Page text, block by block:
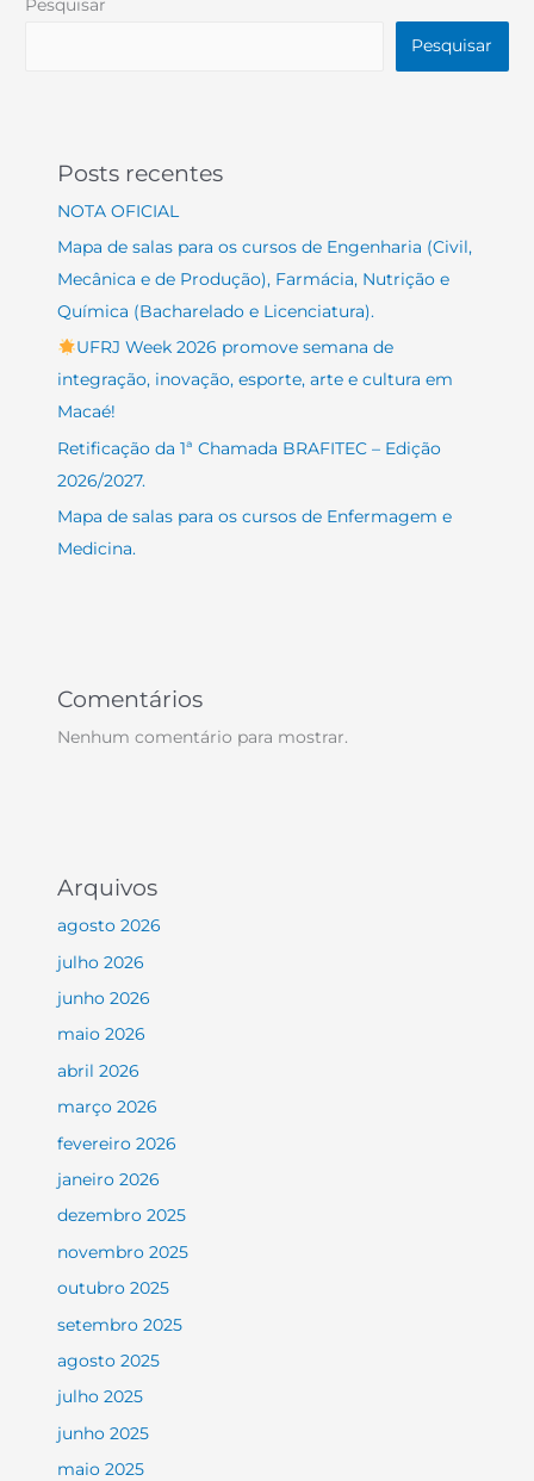
Pesquisar
Pesquisar
Posts recentes
NOTA OFICIAL
Mapa de salas para os cursos de Engenharia (Civil,
Mecânica e de Produção), Farmácia, Nutrição e
Química (Bacharelado e Licenciatura).
UFRJ Week 2026 promove semana de
integração, inovação, esporte, arte e cultura em
Macaé!
Retificação da 1ª Chamada BRAFITEC – Edição
2026/2027.
Mapa de salas para os cursos de Enfermagem e
Medicina.
Comentários
Nenhum comentário para mostrar.
Arquivos
agosto 2026
julho 2026
junho 2026
maio 2026
abril 2026
março 2026
fevereiro 2026
janeiro 2026
dezembro 2025
novembro 2025
outubro 2025
setembro 2025
agosto 2025
julho 2025
junho 2025
maio 2025